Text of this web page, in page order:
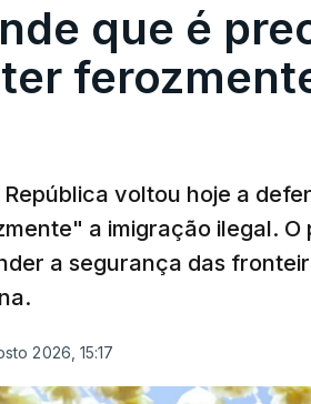
que é
voltou hoje a
a imigração ilegal. O
a segurança das
2026, 15:17